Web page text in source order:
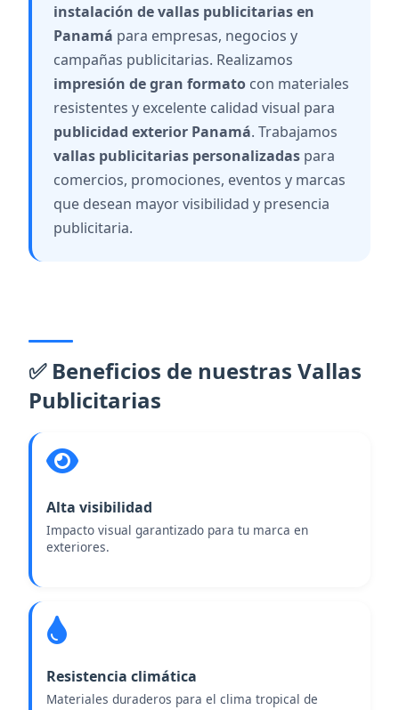
instalación de vallas publicitarias en
Panamá para empresas, negocios y
campañas publicitarias. Realizamos
impresión de gran formato con materiales
resistentes y excelente calidad visual para
publicidad exterior Panamá. Trabajamos
vallas publicitarias personalizadas para
comercios, promociones, eventos y marcas
que desean mayor visibilidad y presencia
publicitaria.
✅ Beneficios de nuestras Vallas
Publicitarias
Alta visibilidad
Impacto visual garantizado para tu marca en
exteriores.
Resistencia climática
Materiales duraderos para el clima tropical de